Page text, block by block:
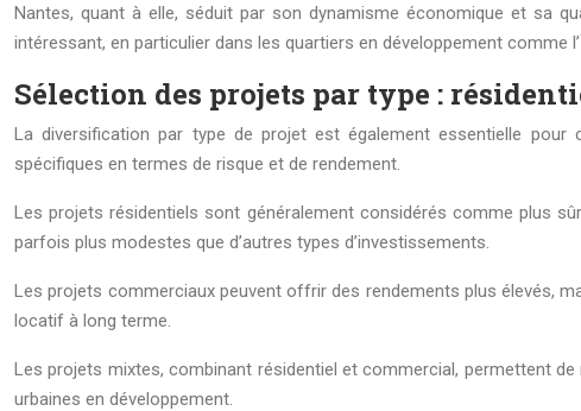
Nantes, quant à elle, séduit par son dynamisme économique et sa
intéressant, en particulier dans les quartiers en développement comme
Sélection des projets par type :
La diversification par type de projet est également essentielle
spécifiques en termes de risque et de rendement.
Les projets résidentiels sont généralement considérés comme plus
parfois plus modestes que d’autres types d’investissements.
Les projets commerciaux peuvent offrir des rendements plus élevés,
locatif à long terme.
Les projets mixtes, combinant résidentiel et commercial, permettent
urbaines en développement.